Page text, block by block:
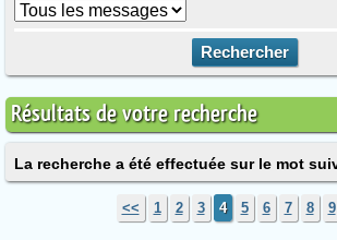
Résultats de votre recherche
La recherche a été effectuée sur le mot
<< 1 2 3 4 5 6 7 8 9